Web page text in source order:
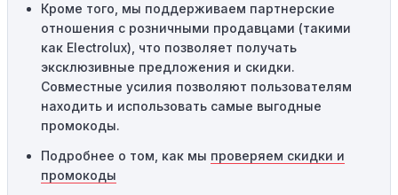
Кроме того, мы поддерживаем партнерские
отношения с розничными продавцами (такими
как Electrolux), что позволяет получать
эксклюзивные предложения и скидки.
Совместные усилия позволяют пользователям
находить и использовать самые выгодные
промокоды.
Подробнее о том, как мы проверяем скидки и
промокоды